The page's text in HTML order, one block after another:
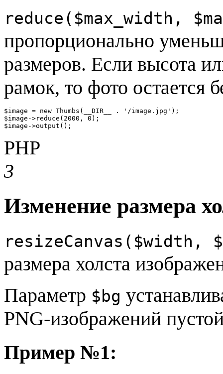
reduce($max_width,
пропорционально
размеров. Если высота
рамок, то фото остается
$image = new Thumbs(__DIR__ . '/image.jpg');
$image->reduce(2000, 0);
$image->output();
PHP
3
Изменение размера
resizeCanvas($width,
размера холста
Параметр $bg
PNG-изображений
Пример №1: